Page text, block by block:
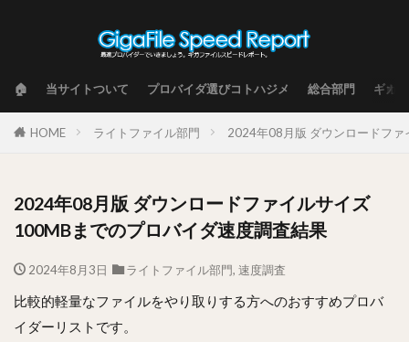
🏠 当サイトついて プロバイダ選びコトハジメ 総合部門 ギガ
HOME ライトファイル部門 2024年08月版 ダウンロードフ
2024年08月版 ダウンロードファイルサイズ
100MBまでのプロバイダ速度調査結果
2024年8月3日 ライトファイル部門, 速度調査
比較的軽量なファイルをやり取りする方へのおすすめプロバ
イダーリストです。